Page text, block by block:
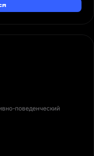
поведенческий